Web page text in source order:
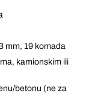
mm, 19 komada
kamionskim ili
betonu (ne za